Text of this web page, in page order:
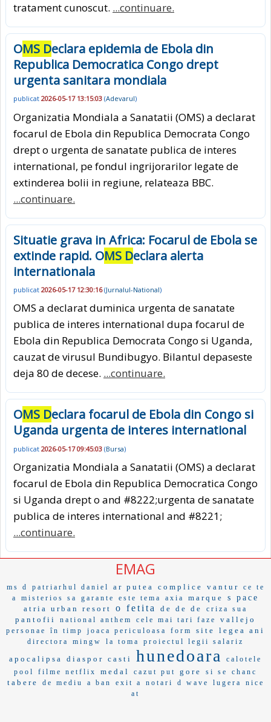
tratament cunoscut. ...continuare.
OMS Declara epidemia de Ebola din
Republica Democratica Congo drept
urgenta sanitara mondiala
publicat 2026-05-17 13:15:03 (Adevarul)
Organizatia Mondiala a Sanatatii (OMS) a declarat
focarul de Ebola din Republica Democrata Congo
drept o urgenta de sanatate publica de interes
international, pe fondul ingrijorarilor legate de
extinderea bolii in regiune, relateaza BBC.
...continuare.
Situatie grava in Africa: Focarul de Ebola se
extinde rapid. OMS Declara alerta
internationala
publicat 2026-05-17 12:30:16(Jurnalul-National)
OMS a declarat duminica urgenta de sanatate
publica de interes international dupa focarul de
Ebola din Republica Democrata Congo si Uganda,
cauzat de virusul Bundibugyo. Bilantul depaseste
deja 80 de decese. ...continuare.
OMS Declara focarul de Ebola din Congo si
Uganda urgenta de interes international
publicat 2026-05-17 09:45:03 (Bursa)
Organizatia Mondiala a Sanatatii (OMS) a declarat
focarul de Ebola din Republica Democratica Congo
si Uganda drept o and #8222;urgenta de sanatate
publica de interes international and #8221;
...continuare.
EMAG
ms d patriarhul daniel ar putea complice vantur
ce te
a
misterios sa garante este tema axia marque
s pace
atria urban resort
o fetita de de de criza sua
pantofii national anthem cele mai tari faze vallejo
personae în timp joaca periculoasa form site legea ani
directora mingw la toma proiectul legii salariz
apocalipsa diaspor casti hunedoara
calotele
pool
filme netflix medal cazut put gore si se chanc
tabere de mediu a ban exit a notari d wave lugera
nice
at